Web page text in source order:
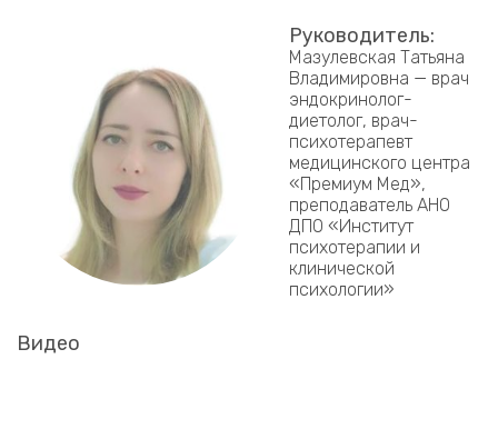
Руководитель:
Мазулевская Татьяна
Владимировна — врач
эндокринолог-
диетолог, врач-
психотерапевт
медицинского центра
«Премиум Мед»,
преподаватель АНО
ДПО «Институт
психотерапии и
клинической
психологии»
Видео